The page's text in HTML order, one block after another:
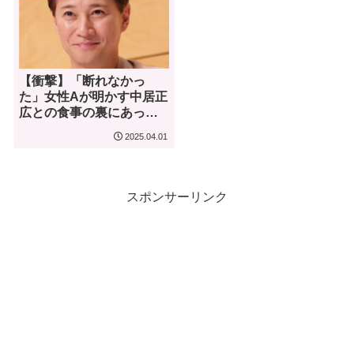
【衝撃】「断れなかっ
た」女性Aが明かす中居正
広との食事の裏にあった
2025.04.01
スポンサーリンク